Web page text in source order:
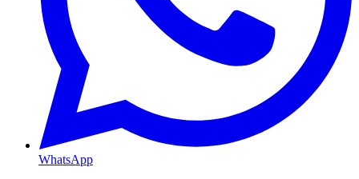
WhatsApp